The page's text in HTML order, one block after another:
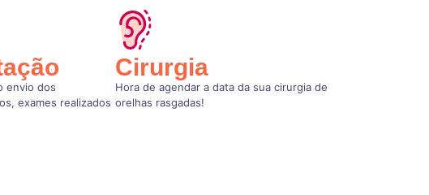
envio dos
exames realizados
Cirurgia
Hora de agendar a data da sua cirurgia de
orelhas rasgadas!